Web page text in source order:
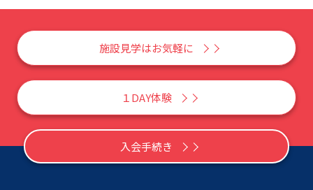
施設見学はお気軽に
１DAY体験
入会手続き